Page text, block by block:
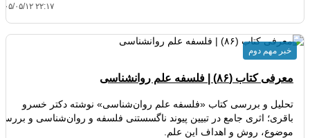
۱۴۰۵/۰۵/۱۲
معرفی کتاب (۸۶) | فلسفه علم روانشناسی
تحلیل و بررسی کتاب «فلسفه علم روان‌شناسی» نوشته دکتر خسرو
باقری؛ اثری جامع در تبیین پیوند ناگسستنی فلسفه و روان‌شناسی و
موضوع، روش و اهداف این علم.
خبر مهم دوم